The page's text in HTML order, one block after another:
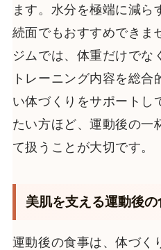
ます。水分を極端に減ら
続面でもおすすめできま
ジムでは、体重だけでな
トレーニング内容を総合
い体づくりをサポートし
たい方ほど、運動後の一
て扱うことが大切です。
美肌を支える運動後
運動後の食事は、体づく